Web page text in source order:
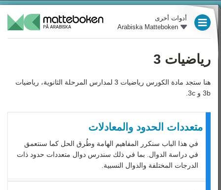
أدوات أخرى
Arabiska Matteboken
رياضيات 3
هنا ستجد مادة الكورس رياضيات 3 لمدارس المرحلة الثانوية، رياضيات
3b و 3c.
متعددات الحدود والمعادلات
في هذا الباب سنكرر المفاهيم الهامة وطُرق الحل كما سنتعمق
في دراسة الدوال. بما في ذلك سندرس دوال متعددات حدود ذات
الدرجات المختلفة والدوال النسبية.
العام الدراسي 4
العام الدراسي 5
العام الدراسي 6
العام الدراسي 8
العام الدراسي 9
رياضيات 1